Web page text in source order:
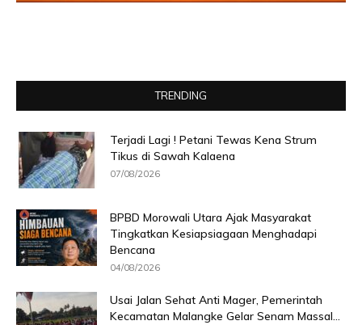
TRENDING
Terjadi Lagi ! Petani Tewas Kena Strum
Tikus di Sawah Kalaena
07/08/2026
BPBD Morowali Utara Ajak Masyarakat
Tingkatkan Kesiapsiagaan Menghadapi
Bencana
04/08/2026
Usai Jalan Sehat Anti Mager, Pemerintah
Kecamatan Malangke Gelar Senam Massal...